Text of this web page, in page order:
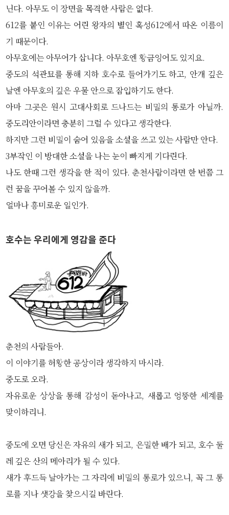
닌다. 아무도 이 장면을 목격한 사람은 없다.
612를 붙인 이유는 어린 왕자의 별인 혹성612에서 따온 이름이
기 때문이다.
아무호에는 아무어가 삽니다. 아무호엔 황금잉어도 있지요.
중도의 석관묘를 통해 지하 호수로 들어가기도 하고, 안개 깊은
날엔 아무호의 깊은 우물 안으로 잠입하기도 한다.
아마 그곳은 원시 고대사회로 드나드는 비밀의 통로가 아닐까.
중도리안이라면 충분히 그럴 수 있다고 생각한다.
하지만 그런 비밀이 숨어 있음을 소설을 쓰고 있는 사람만 안다.
3부작인 이 방대한 소설을 나는 눈이 빠지게 기다린다.
나도 한때 그런 생각을 한 적이 있다. 춘천사람이라면 한 번쯤 그
런 꿈을 꾸어볼 수 있지 않을까.
얼마나 흥미로운 일인가.
호수는 우리에게 영감을 준다
춘천의 사람들아.
이 이야기를 허황한 공상이라 생각하지 마시라.
중도로 오라.
자유로운 상상을 통해 감성이 돋아나고, 새롭고 엉뚱한 세계를
맞이하리니.
중도에 오면 당신은 자유의 새가 되고, 은밀한 배가 되고, 호수 둘
레 깊은 산의 메아리가 될 수 있다.
새가 후드득 날아가는 그 자리에 비밀의 통로가 있으니, 꼭 그 통
로를 지나 샛강을 찾으시길 바란다.